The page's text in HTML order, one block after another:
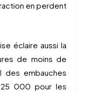
en perdent
éclaire aussi la
de moins de
des embauches
000 pour les